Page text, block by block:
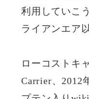
利用していこ
ライアンエア
ローコストキ
Carrier、2012